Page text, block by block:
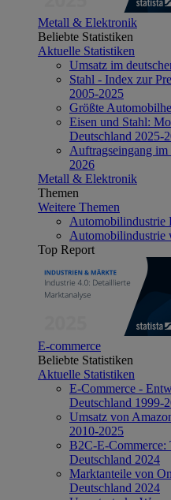
Metall & Elektronik
Beliebte Statistiken
Aktuelle Statistiken
Umsatz im
Stahl - Index zur
2005-2025
Größte
Eisen und Stahl:
Deutschland 2025-
Auftragseingang
2026
Metall & Elektronik
Themen
Weitere Themen
Automobilindustrie
Automobilindustrie
Top Report
E-commerce
Beliebte Statistiken
Aktuelle Statistiken
E-Commerce -
Deutschland 1999-
Umsatz von
2010-2025
B2C-E-Commerce:
Deutschland 2024
Marktanteile von
Deutschland 2024